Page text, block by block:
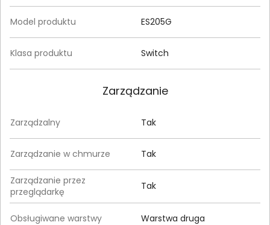
Model produktu ES205G
Klasa produktu Switch
Zarządzanie
Zarządzalny Tak
Zarządzanie w chmurze Tak
Zarządzanie przez
przeglądarkę
Tak
Obsługiwane warstwy Warstwa druga